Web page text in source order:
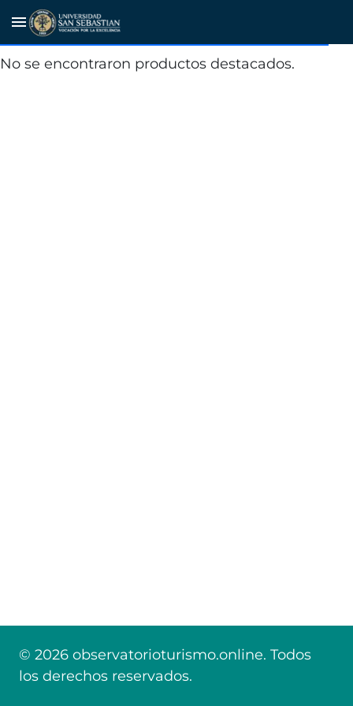
menu
Ordenanza de visitas al Parque
Nacional Vicente Pérez Rosales
No se encontraron productos destacados.
© 2026 observatorioturismo.online. Todos
los derechos reservados.